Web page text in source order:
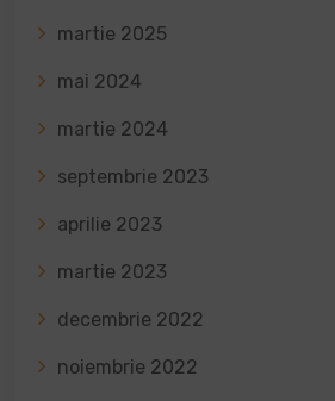
martie 2025
mai 2024
martie 2024
septembrie 2023
aprilie 2023
martie 2023
decembrie 2022
noiembrie 2022